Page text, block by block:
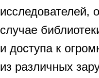
исследователей,
случае
и доступа к
из различных